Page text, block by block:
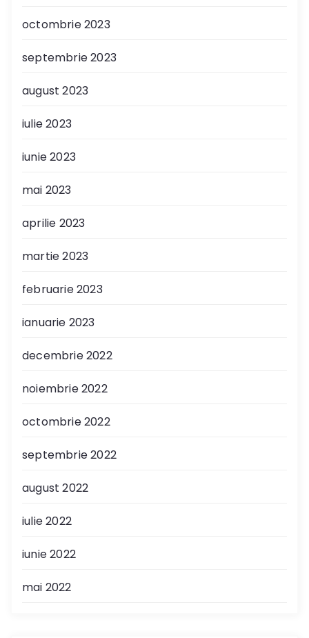
octombrie 2023
septembrie 2023
august 2023
iulie 2023
iunie 2023
mai 2023
aprilie 2023
martie 2023
februarie 2023
ianuarie 2023
decembrie 2022
noiembrie 2022
octombrie 2022
septembrie 2022
august 2022
iulie 2022
iunie 2022
mai 2022